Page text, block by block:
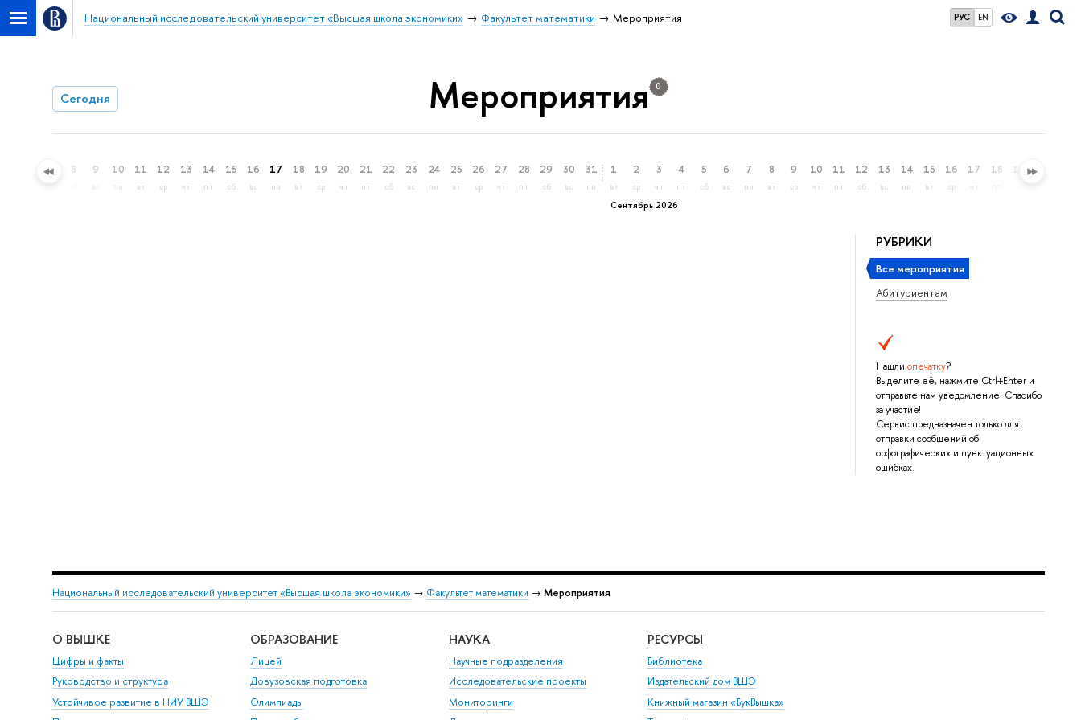
РУС EN
Национальный исследовательский университет «Высшая школа экономики» Факультет математики Мероприятия
Сегодня Мероприятия 0
7 8 9 10
пн
11
вт
12
ср
13
чт
14
пт
15
сб
16
вс
17
пн
18
вт
19
ср
20
чт
21
пт
22
сб
23
вс
24
пн
25
вт
26
ср
27
чт
28
пт
29
сб
30
вс
31
пн
Сентябрь 2026
1
вт
2
ср
3
чт
4
пт
5
сб
6
вс
7
пн
8
вт
9
ср
10
чт
11
пт
12
сб
13
вс
14
пн
15
вт
16
ср
17 18 20
РУБРИКИ
Все мероприятия
Абитуриентам
Нашли опечатку?
Выделите её, нажмите Ctrl+Enter и
отправьте нам уведомление. Спасибо
за участие!
Сервис предназначен только для
отправки сообщений об
орфографических и пунктуационных
ошибках.
Национальный исследовательский университет «Высшая школа экономики» → Факультет математики → Мероприятия
О ВЫШКЕ
Цифры и факты
Руководство и структура
Устойчивое развитие в НИУ ВШЭ
ОБРАЗОВАНИЕ
Лицей
Довузовская подготовка
Олимпиады
НАУКА
Научные подразделения
Исследовательские проекты
Мониторинги
РЕСУРСЫ
Библиотека
Издательский дом ВШЭ
Книжный магазин «БукВышка»